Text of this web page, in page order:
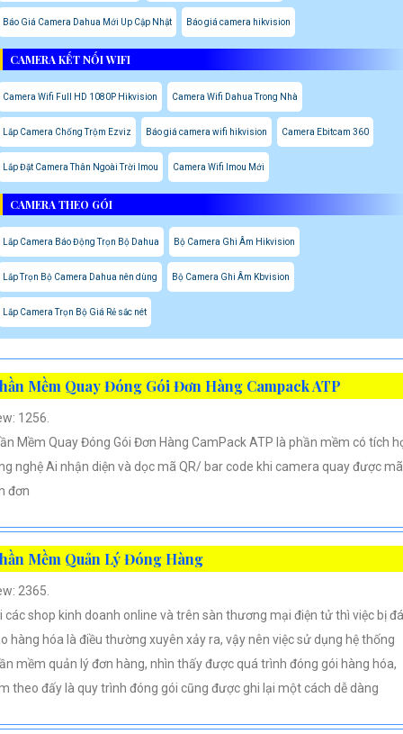
Báo Giá Camera Dahua Mới Up Cập Nhật Báo giá camera hikvision
CAMERA KẾT NỐI WIFI
Camera Wifi Full HD 1080P Hikvision Camera Wifi Dahua Trong Nhà
Lắp Camera Chống Trộm Ezviz Báo giá camera wifi hikvision Camera Ebitcam 360
Lắp Đặt Camera Thân Ngoài Trời Imou Camera Wifi Imou Mới
CAMERA THEO GÓI
Lắp Camera Báo Động Trọn Bộ Dahua Bộ Camera Ghi Âm Hikvision
Lắp Trọn Bộ Camera Dahua nên dùng Bộ Camera Ghi Âm Kbvision
Lắp Camera Trọn Bộ Giá Rẻ sắc nét
Mềm Quay Đóng Gói Đơn Hàng Campack ATP
1256.
Mềm Quay Đóng Gói Đơn Hàng CamPack ATP là phần mềm có tích
nghệ Ai nhận diện và dọc mã QR/ bar code khi camera quay được mã
đơn
Mềm Quản Lý Đóng Hàng
2365.
các shop kinh doanh online và trên sàn thương mại điện tử thì việc bị
hàng hóa là điều thường xuyên xảy ra, vậy nên việc sử dụng hệ thống
mềm quản lý đơn hàng, nhìn thấy được quá trình đóng gói hàng hóa,
theo đấy là quy trình đóng gói cũng được ghi lại một cách dễ dàng